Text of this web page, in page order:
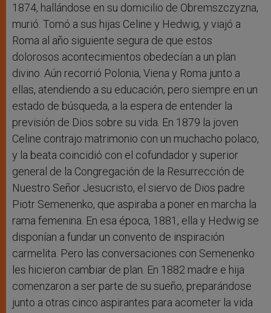
1874, hallándose en su domicilio de Obremszczyzna,
murió. Tomó a sus hijas Celine y Hedwig, y viajó a
Roma al año siguiente segura de que estos
dolorosos acontecimientos obedecían a un plan
divino. Aún recorrió Polonia, Viena y Roma junto a
ellas, atendiendo a su educación, pero siempre en un
estado de búsqueda, a la espera de entender la
previsión de Dios sobre su vida. En 1879 la joven
Celine contrajo matrimonio con un muchacho polaco,
y la beata coincidió con el cofundador y superior
general de la Congregación de la Resurrección de
Nuestro Señor Jesucristo, el siervo de Dios padre
Piotr Semenenko, que aspiraba a poner en marcha la
rama femenina. En esa época, 1881, ella y Hedwig se
disponían a fundar un convento de inspiración
carmelita. Pero las conversaciones con Semenenko
les hicieron cambiar de plan. En 1882 madre e hija
comenzaron a ser parte de su sueño, preparándose
junto a otras cinco aspirantes para acometer la vida